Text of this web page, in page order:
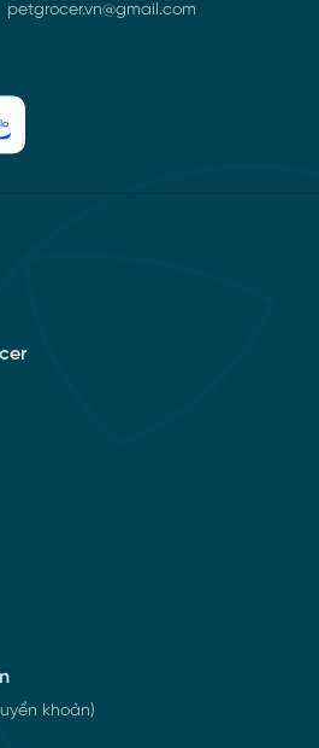
petgrocer.vn@gmail.com
khoản)